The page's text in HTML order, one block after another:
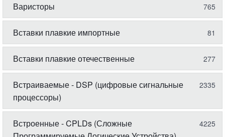
Варисторы 765
Вставки плавкие импортные 81
Вставки плавкие отечественные 277
Встраиваемые - DSP (цифровые сигнальные
процессоры)
2335
Встроенные - CPLDs (Сложные
4225